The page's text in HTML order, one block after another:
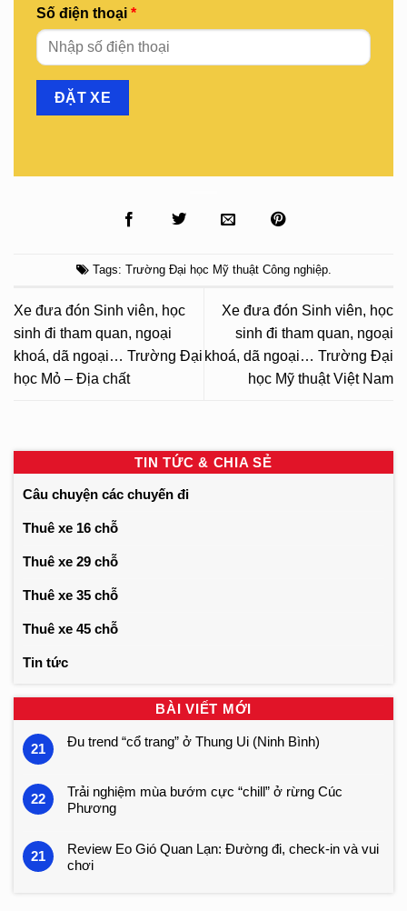
Số điện thoại *
Tags: Trường Đại học Mỹ thuật Công nghiệp.
Xe đưa đón Sinh viên, học
sinh đi tham quan, ngoại
khoá, dã ngoại… Trường Đại
học Mỏ – Địa chất
Xe đưa đón Sinh viên, học
sinh đi tham quan, ngoại
khoá, dã ngoại… Trường Đại
học Mỹ thuật Việt Nam
TIN TỨC & CHIA SẺ
Câu chuyện các chuyến đi
Thuê xe 16 chỗ
Thuê xe 29 chỗ
Thuê xe 35 chỗ
Thuê xe 45 chỗ
Tin tức
BÀI VIẾT MỚI
21 Đu trend “cổ trang” ở Thung Ui (Ninh Bình)
22
Trải nghiệm mùa bướm cực “chill” ở rừng Cúc
Phương
21
Review Eo Gió Quan Lạn: Đường đi, check-in và vui
chơi